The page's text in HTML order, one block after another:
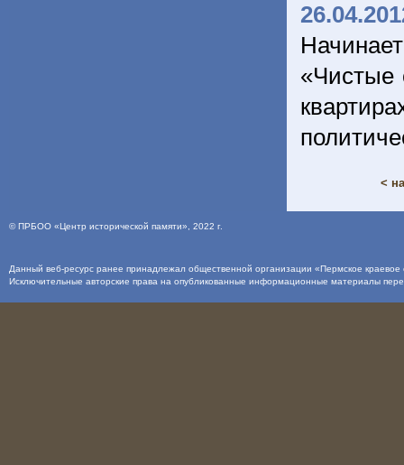
«Чистые
<
©ПРБОО «Центр исторической памяти» , 2022 г.
Данный веб-ресурс ранее принадлежал общественной организации «Пермское
Исключительные авторские права на опубликованные информационные материалы